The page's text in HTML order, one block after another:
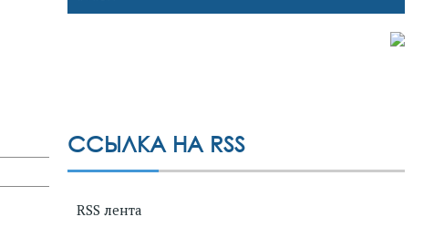
ССЫЛКА НА RSS
RSS лента